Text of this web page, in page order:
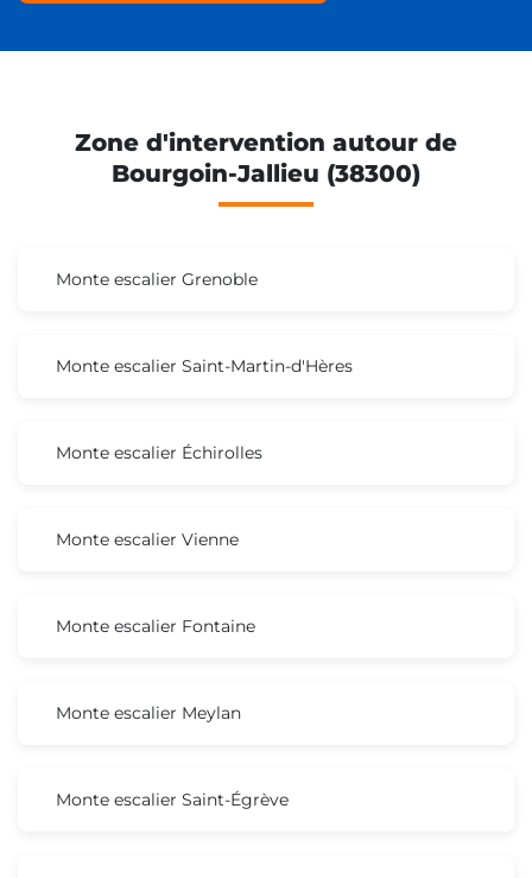
Zone d'intervention autour de
Bourgoin-Jallieu (38300)
Monte escalier Grenoble
Monte escalier Saint-Martin-d'Hères
Monte escalier Échirolles
Monte escalier Vienne
Monte escalier Fontaine
Monte escalier Meylan
Monte escalier Saint-Égrève